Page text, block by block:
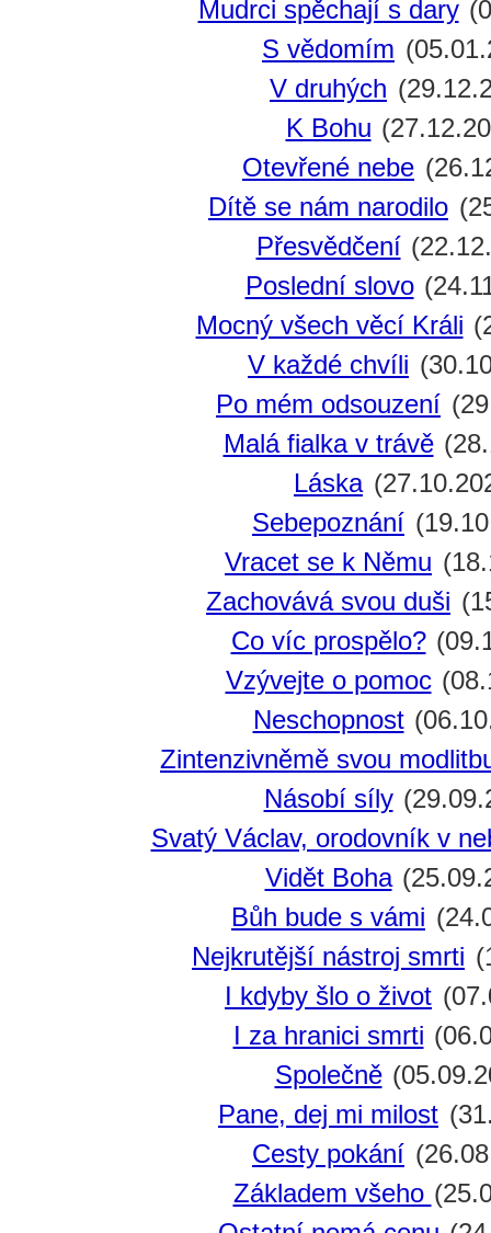
Mudrci spěchají s dary
S vědomím
V druhých
K Bohu
Otevřené nebe
Dítě se nám narodilo
Přesvědčení
Poslední slovo
Mocný všech věcí Králi
V každé chvíli
Po mém odsouzení
Malá fialka v trávě
Láska
Sebepoznání
Vracet se k Němu
Zachovává svou duši
Co víc prospělo?
Vzývejte o pomoc
Neschopnost
Zintenzivněmě svou
Násobí síly
Svatý Václav, orodovník v
Vidět Boha
Bůh bude s vámi
Nejkrutější nástroj smrti
I kdyby šlo o život
I za hranici smrti
Společně
Pane, dej mi milost
Cesty pokání
Základem všeho